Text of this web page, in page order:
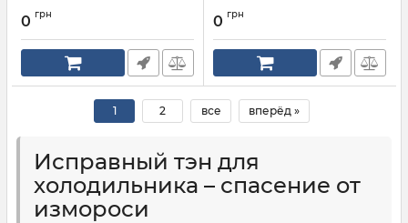
Артикул:
0 грн
Артикул:
0 грн
1 2 все вперёд »
Исправный тэн для
холодильника – спасение от
измороси